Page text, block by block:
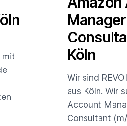
mit
Köln
Wir sind
aus Köln. Wir
Account
Consultant